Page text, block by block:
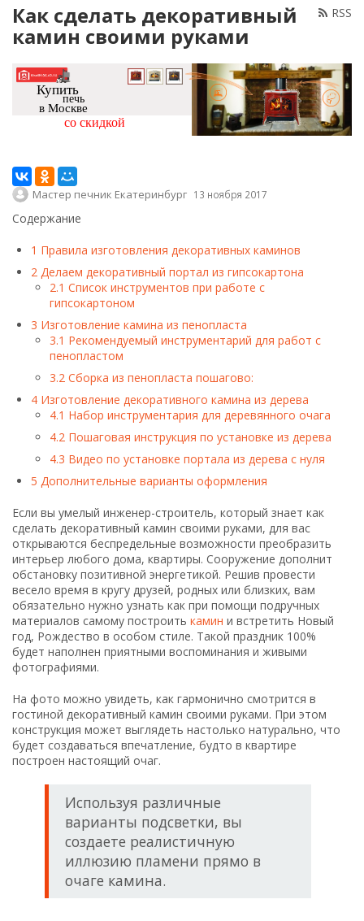
RSS
Как сделать декоративный
камин своими руками
Купить
печь
в Москве
со скидкой
Мастер печник Екатеринбург 13 ноября 2017
Содержание
1 Правила изготовления декоративных каминов
2 Делаем декоративный портал из гипсокартона
2.1 Список инструментов при работе с
гипсокартоном
3 Изготовление камина из пенопласта
3.1 Рекомендуемый инструментарий для работ с
пенопластом
3.2 Сборка из пенопласта пошагово:
4 Изготовление декоративного камина из дерева
4.1 Набор инструментария для деревянного очага
4.2 Пошаговая инструкция по установке из дерева
4.3 Видео по установке портала из дерева с нуля
5 Дополнительные варианты оформления
Если вы умелый инженер-строитель, который знает как
сделать декоративный камин своими руками, для вас
открываются беспредельные возможности преобразить
интерьер любого дома, квартиры. Сооружение дополнит
обстановку позитивной энергетикой. Решив провести
весело время в кругу друзей, родных или близких, вам
обязательно нужно узнать как при помощи подручных
материалов самому построить камин и встретить Новый
год, Рождество в особом стиле. Такой праздник 100%
будет наполнен приятными воспоминания и живыми
фотографиями.
На фото можно увидеть, как гармонично смотрится в
гостиной декоративный камин своими руками. При этом
конструкция может выглядеть настолько натурально, что
будет создаваться впечатление, будто в квартире
построен настоящий очаг.
Используя различные
варианты подсветки, вы
создаете реалистичную
иллюзию пламени прямо в
очаге камина.